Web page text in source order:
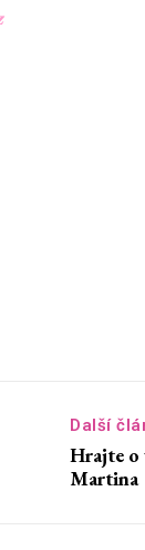
Další
Hrajte o
Martina